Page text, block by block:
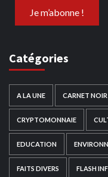
Catégories
A LA UNE CARNET NOIR
CRYPTOMONNAIE
EDUCATION
FAITS DIVERS FLASH